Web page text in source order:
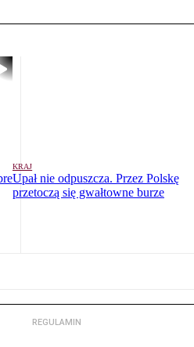
KRAJ
Upał nie odpuszcza. Przez Polskę
przetoczą się gwałtowne burze
REGULAMIN